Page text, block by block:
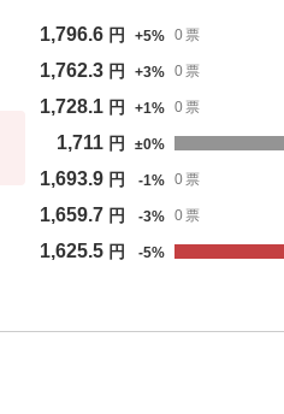
1,796.6 円 +5% 0 票
1,762.3 円 +3% 0 票
1,728.1 円 +1% 0 票
1,711 円 ±0%
1,693.9 円 -1% 0 票
1,659.7 円 -3% 0 票
1,625.5 円 -5%